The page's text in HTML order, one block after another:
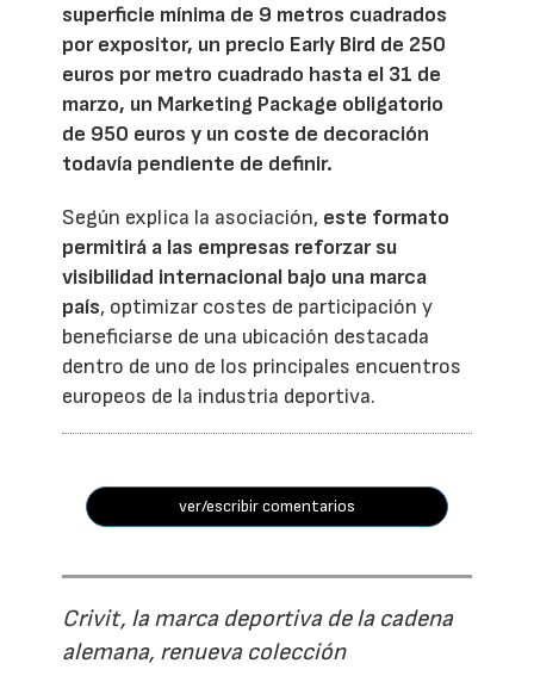
superficie mínima de 9 metros cuadrados
por expositor, un precio Early Bird de 250
euros por metro cuadrado hasta el 31 de
marzo, un Marketing Package obligatorio
de 950 euros y un coste de decoración
todavía pendiente de definir.
Según explica la asociación, este formato
permitirá a las empresas reforzar su
visibilidad internacional bajo una marca
país, optimizar costes de participación y
beneficiarse de una ubicación destacada
dentro de uno de los principales encuentros
europeos de la industria deportiva.
ver/escribir comentarios
Crivit, la marca deportiva de la cadena
alemana, renueva colección